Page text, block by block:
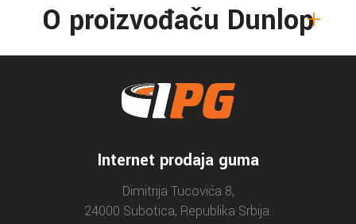
O proizvođaču Dunlop
Internet prodaja guma
Dimitrija Tucovića 8,
24000 Subotica, Republika Srbija.